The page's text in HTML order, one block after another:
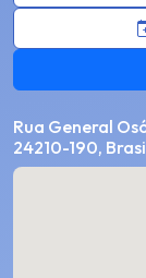
Rua General
24210-190,